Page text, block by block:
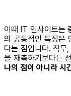
이때 IT 인사이트는
의 공통적인 특징은
다는 점입니다. 직무
을 재촉하기보다는
나의 점이 아니라 시